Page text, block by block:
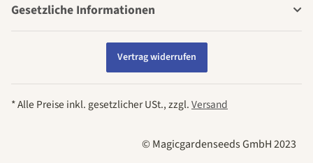
Gesetzliche Informationen
Vertrag widerrufen
* Alle Preise inkl. gesetzlicher USt., zzgl.Versand
© Magicgardenseeds GmbH 2023